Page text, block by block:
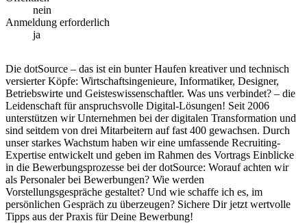
nein
Anmeldung erforderlich
ja
Die dotSource – das ist ein bunter Haufen kreativer und technisch
versierter Köpfe: Wirtschaftsingenieure, Informatiker, Designer,
Betriebswirte und Geisteswissenschaftler. Was uns verbindet? – die
Leidenschaft für anspruchsvolle Digital-Lösungen! Seit 2006
unterstützen wir Unternehmen bei der digitalen Transformation und
sind seitdem von drei Mitarbeitern auf fast 400 gewachsen. Durch
unser starkes Wachstum haben wir eine umfassende Recruiting-
Expertise entwickelt und geben im Rahmen des Vortrags Einblicke
in die Bewerbungsprozesse bei der dotSource: Worauf achten wir
als Personaler bei Bewerbungen? Wie werden
Vorstellungsgespräche gestaltet? Und wie schaffe ich es, im
persönlichen Gespräch zu überzeugen? Sichere Dir jetzt wertvolle
Tipps aus der Praxis für Deine Bewerbung!